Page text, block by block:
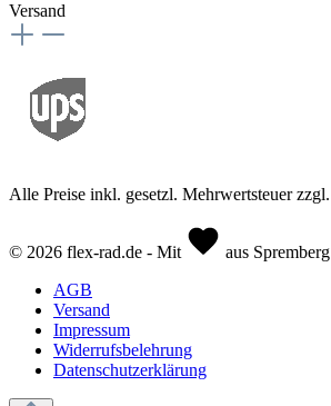
Versand
Alle Preise inkl. gesetzl. Mehrwertsteuer zzgl.
© 2026 flex-rad.de - Mit
aus Spremberg
AGB
Versand
Impressum
Widerrufsbelehrung
Datenschutzerklärung